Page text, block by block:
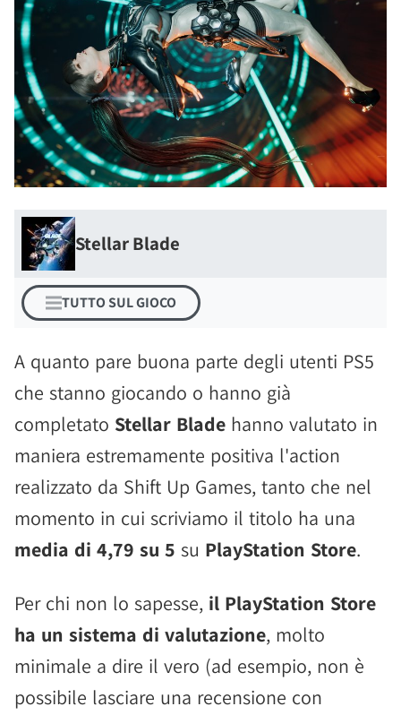
Stellar Blade
TUTTO SUL GIOCO
A quanto pare buona parte degli utenti PS5
che stanno giocando o hanno già
completato Stellar Blade hanno valutato in
maniera estremamente positiva l'action
realizzato da Shift Up Games, tanto che nel
momento in cui scriviamo il titolo ha una
media di 4,79 su 5 su PlayStation Store.
Per chi non lo sapesse, il PlayStation Store
ha un sistema di valutazione, molto
minimale a dire il vero (ad esempio, non è
possibile lasciare una recensione con